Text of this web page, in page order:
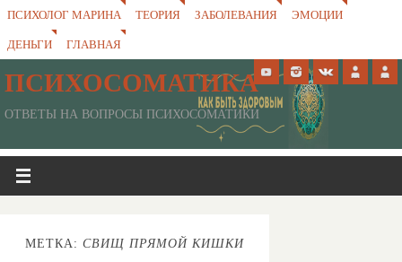
ПСИХОЛОГ МАРИНА ТЕОРИЯ ЗАБОЛЕВАНИЯ
ЭМОЦИИ
ДЕНЬГИ
ГЛАВНАЯ
ПСИХОСОМАТИКА
ОТВЕТЫ НА ВОПРОСЫ ПСИХОСОМАТИКИ
МЕТКА: СВИЩ ПРЯМОЙ КИШКИ